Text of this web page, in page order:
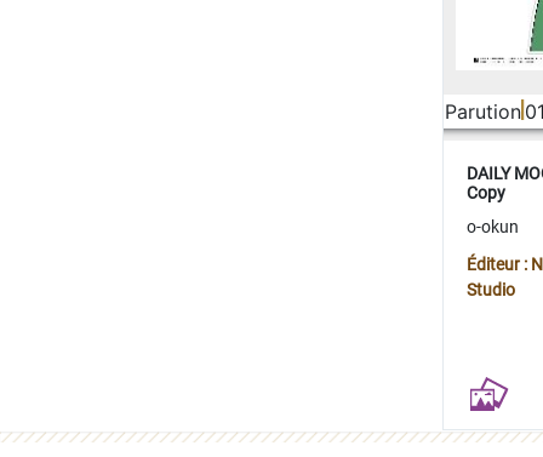
Parution
DAILY
Copy
o-okun
Éditeur :
Studio